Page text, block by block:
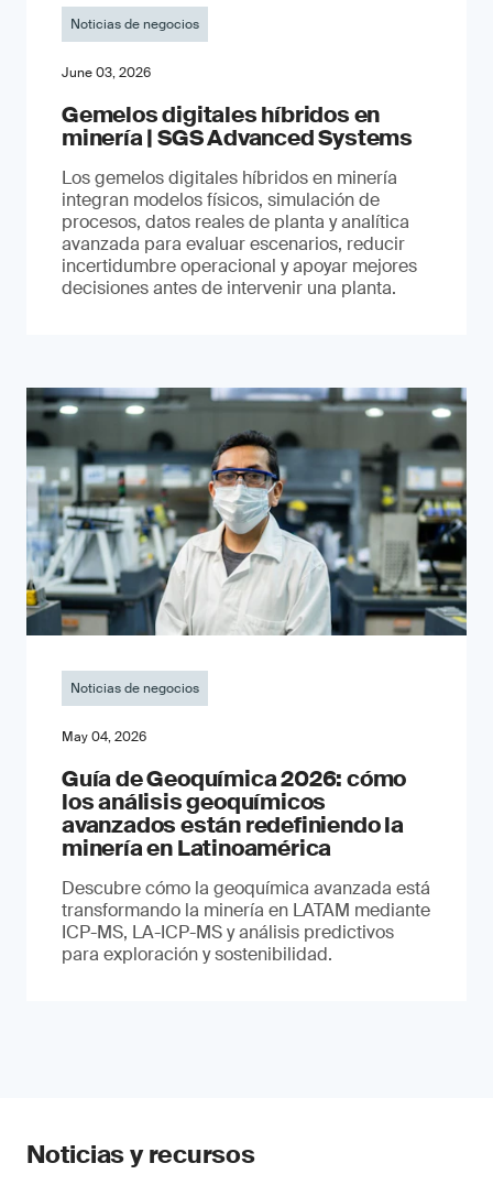
Noticias de negocios
June 03, 2026
Gemelos digitales híbridos en
minería | SGS Advanced Systems
Los gemelos digitales híbridos en minería
integran modelos físicos, simulación de
procesos, datos reales de planta y analítica
avanzada para evaluar escenarios, reducir
incertidumbre operacional y apoyar mejores
decisiones antes de intervenir una planta.
Noticias de negocios
May 04, 2026
Guía de Geoquímica 2026: cómo
los análisis geoquímicos
avanzados están redefiniendo la
minería en Latinoamérica
Descubre cómo la geoquímica avanzada está
transformando la minería en LATAM mediante
ICP-MS, LA-ICP-MS y análisis predictivos
para exploración y sostenibilidad.
Noticias y recursos